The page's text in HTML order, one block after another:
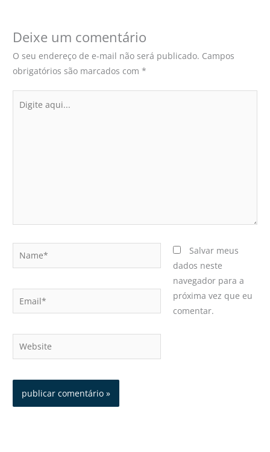
Deixe um comentário
O seu endereço de e-mail não será publicado. Campos
obrigatórios são marcados com*
aqui...
Name*
Email*
Website
Salvar meus
dados neste
navegador para a
próxima vez que eu
comentar.